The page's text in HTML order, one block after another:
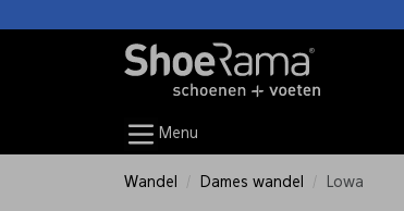
Menu
Wandel Dames wandel Lowa